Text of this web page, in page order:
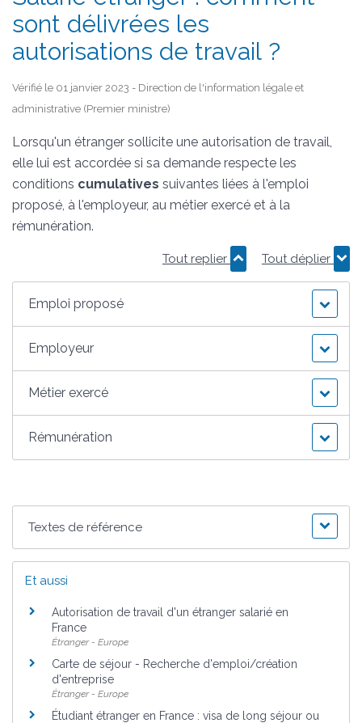
sont délivrées les
autorisations de travail ?
Vérifié le 01 janvier 2023 - Direction de l'information légale et
administrative (Premier ministre)
Lorsqu'un étranger sollicite une autorisation de travail,
elle lui est accordée si sa demande respecte les
conditions cumulatives suivantes liées à l'emploi
proposé, à l'employeur, au métier exercé et à la
rémunération.
Tout replier Tout déplier
Emploi proposé
Employeur
Métier exercé
Rémunération
Textes de référence
Et aussi
Autorisation de travail d'un étranger salarié en
France
Étranger - Europe
Carte de séjour - Recherche d'emploi/création
d'entreprise
Étranger - Europe
Étudiant étranger en France : visa de long séjour ou